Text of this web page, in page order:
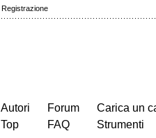
Registrazione
Autori
Top
Forum
FAQ
Carica un
Strumenti